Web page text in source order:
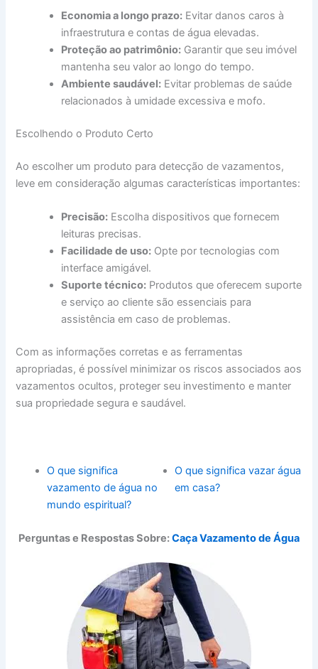
Economia a longo prazo: Evitar danos caros à
infraestrutura e contas de água elevadas.
Proteção ao patrimônio: Garantir que seu imóvel
mantenha seu valor ao longo do tempo.
Ambiente saudável: Evitar problemas de saúde
relacionados à umidade excessiva e mofo.
Escolhendo o Produto Certo
Ao escolher um produto para detecção de vazamentos,
leve em consideração algumas características importantes:
Precisão: Escolha dispositivos que fornecem
leituras precisas.
Facilidade de uso: Opte por tecnologias com
interface amigável.
Suporte técnico: Produtos que oferecem suporte
e serviço ao cliente são essenciais para
assistência em caso de problemas.
Com as informações corretas e as ferramentas
apropriadas, é possível minimizar os riscos associados aos
vazamentos ocultos, proteger seu investimento e manter
sua propriedade segura e saudável.
O que significa
vazamento de água no
mundo espiritual?
O que significa vazar água
em casa?
Perguntas e Respostas Sobre:Caça Vazamento de Água